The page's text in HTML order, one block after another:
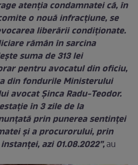
atenţia condamnatei că, în
o nouă infracţiune, se
liberării condiţionate.
rămân în sarcina
suma de 313 lei
pentru avocatul din oficiu,
din fondurile Ministerului
avocat Şinca Radu-Teodor.
în 3 zile de la
prin punerea sentinţei
şi a procurorului, prin
azi 01.08.2022”,au